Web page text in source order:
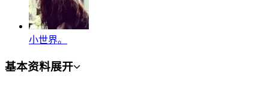
小世界。
基本资料展开